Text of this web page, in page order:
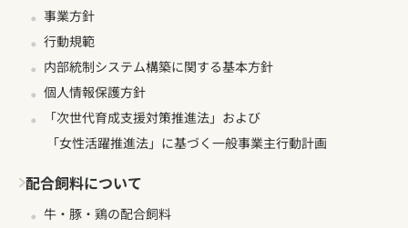
事業方針
行動規範
内部統制システム構築に関する基本方針
個人情報保護方針
「次世代育成支援対策推進法」および
「女性活躍推進法」に基づく一般事業主行動計画
配合飼料について
牛・豚・鶏の配合飼料